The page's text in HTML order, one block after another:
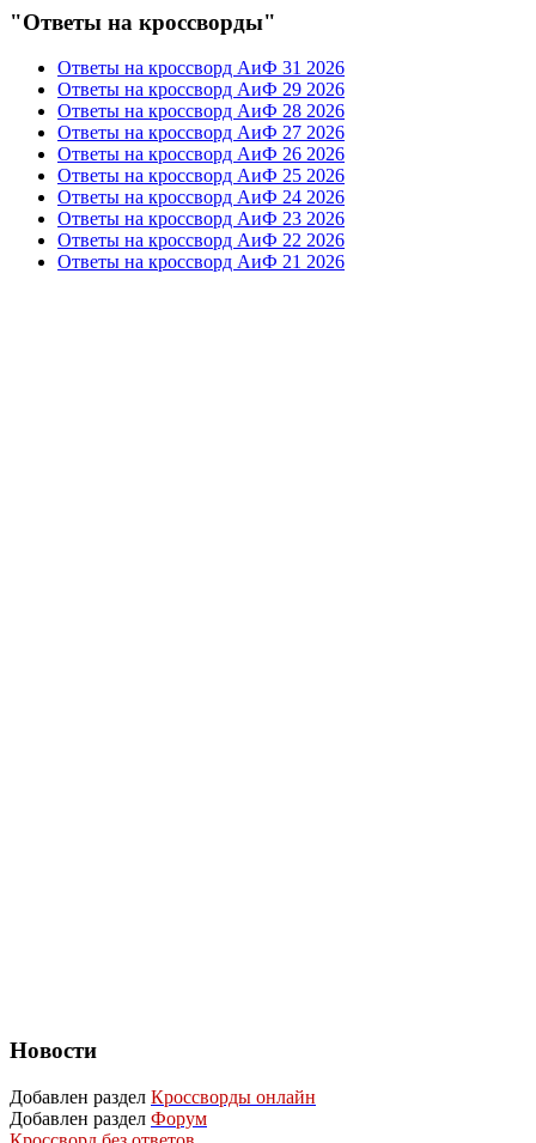
"Ответы на кроссворды"
Ответы на кроссворд АиФ 31 2026
Ответы на кроссворд АиФ 29 2026
Ответы на кроссворд АиФ 28 2026
Ответы на кроссворд АиФ 27 2026
Ответы на кроссворд АиФ 26 2026
Ответы на кроссворд АиФ 25 2026
Ответы на кроссворд АиФ 24 2026
Ответы на кроссворд АиФ 23 2026
Ответы на кроссворд АиФ 22 2026
Ответы на кроссворд АиФ 21 2026
Новости
Добавлен раздел Кроссворды онлайн
Добавлен раздел Форум